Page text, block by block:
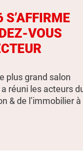
VOUS
plus grand salon
réuni les acteurs
& de l’immobilier à